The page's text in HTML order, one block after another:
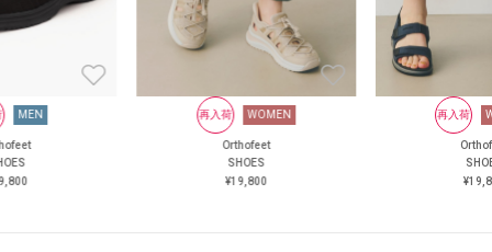
MEN 再入荷 WOMEN
Orthofeet
SHOES
¥19,800
再入荷